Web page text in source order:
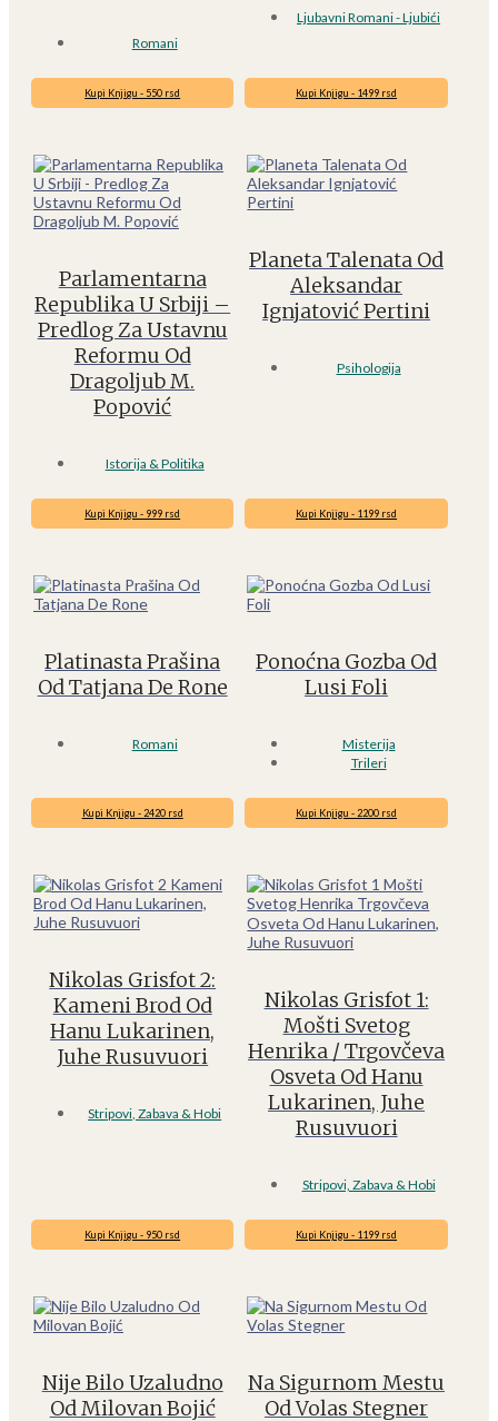
Romani
Ljubavni Romani - Ljubići
Kupi Knjigu - 550 rsd
Parlamentarna
Republika U Srbiji –
Predlog Za Ustavnu
Reformu Od
Dragoljub M.
Popović
Istorija & Politika
Kupi Knjigu - 1499 rsd
Planeta Talenata Od
Aleksandar
Ignjatović Pertini
Psihologija
Kupi Knjigu - 999 rsd
Platinasta Prašina
Od Tatjana De Rone
Romani
Kupi Knjigu - 1199 rsd
Ponoćna Gozba Od
Lusi Foli
Misterija
Trileri
Kupi Knjigu - 2420 rsd
Nikolas Grisfot 2:
Kameni Brod Od
Hanu Lukarinen,
Juhe Rusuvuori
Stripovi, Zabava & Hobi
Kupi Knjigu - 2200 rsd
Nikolas Grisfot 1:
Mošti Svetog
Henrika / Trgovčeva
Osveta Od Hanu
Lukarinen, Juhe
Rusuvuori
Stripovi, Zabava & Hobi
Kupi Knjigu - 950 rsd
Nije Bilo Uzaludno
Od Milovan Bojić
Kupi Knjigu - 1199 rsd
Na Sigurnom Mestu
Od Volas Stegner